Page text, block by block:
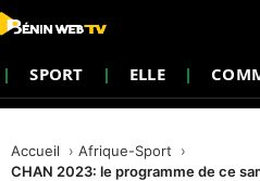
SPORT ELLE
Accueil
Afrique-Sport
CHAN 2023: le programme de ce